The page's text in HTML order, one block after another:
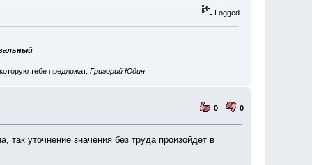
Logged
тебе предложат.Григорий Юдин
0 0
так уточнение значения без труда произойдет в